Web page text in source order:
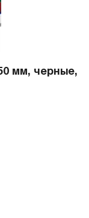
мм, черные,